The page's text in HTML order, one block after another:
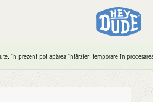
în prezent pot apărea întârzieri temporare în